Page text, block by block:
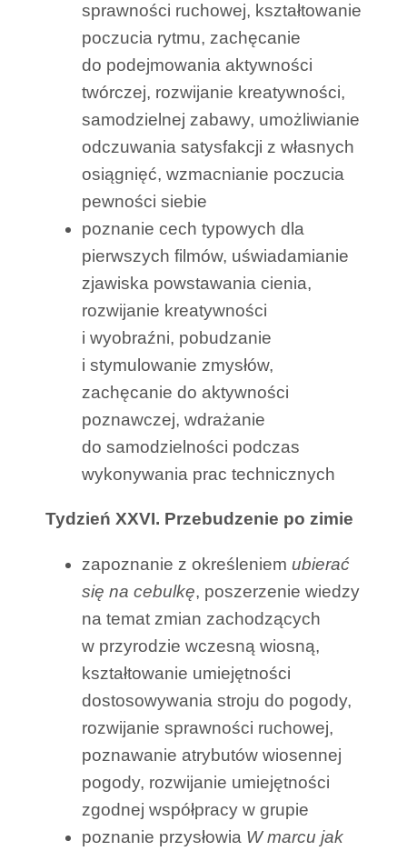
sprawności ruchowej, kształtowanie
poczucia rytmu, zachęcanie
do podejmowania aktywności
twórczej, rozwijanie kreatywności,
samodzielnej zabawy, umożliwianie
odczuwania satysfakcji z własnych
osiągnięć, wzmacnianie poczucia
pewności siebie
poznanie cech typowych dla
pierwszych filmów, uświadamianie
zjawiska powstawania cienia,
rozwijanie kreatywności
i wyobraźni, pobudzanie
i stymulowanie zmysłów,
zachęcanie do aktywności
poznawczej, wdrażanie
do samodzielności podczas
wykonywania prac technicznych
Tydzień XXVI. Przebudzenie po zimie
zapoznanie z określeniem ubierać
się na cebulkę, poszerzenie wiedzy
na temat zmian zachodzących
w przyrodzie wczesną wiosną,
kształtowanie umiejętności
dostosowywania stroju do pogody,
rozwijanie sprawności ruchowej,
poznawanie atrybutów wiosennej
pogody, rozwijanie umiejętności
zgodnej współpracy w grupie
poznanie przysłowia W marcu jak